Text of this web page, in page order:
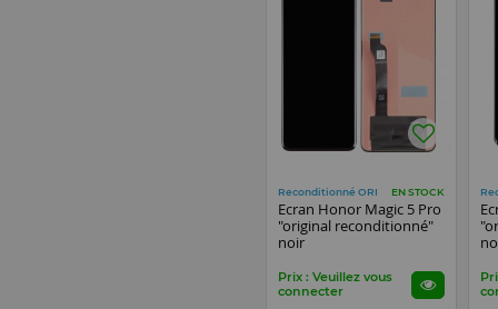
Reconditionné ORI EN STOCK
Ecran Honor Magic 5 Pro
"original reconditionné"
noir
Prix : Veuillez vous
connecter